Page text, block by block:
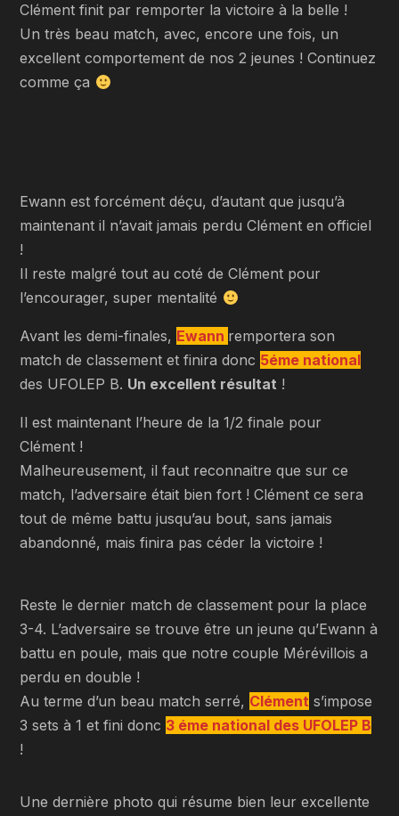
Clément finit par remporter la victoire à la belle !
Un très beau match, avec, encore une fois, un
excellent comportement de nos 2 jeunes ! Continuez
comme ça
Ewann est forcément déçu, d’autant que jusqu’à
maintenant il n’avait jamais perdu Clément en officiel
!
Il reste malgré tout au coté de Clément pour
l’encourager, super mentalité
Avant les demi-finales, Ewann remportera son
match de classement et finira donc 5éme national
des UFOLEP B. Un excellent résultat !
Il est maintenant l’heure de la 1/2 finale pour
Clément !
Malheureusement, il faut reconnaitre que sur ce
match, l’adversaire était bien fort ! Clément ce sera
tout de même battu jusqu’au bout, sans jamais
abandonné, mais finira pas céder la victoire !
Reste le dernier match de classement pour la place
3-4. L’adversaire se trouve être un jeune qu’Ewann à
battu en poule, mais que notre couple Mérévillois a
perdu en double !
Au terme d’un beau match serré, Clément s’impose
3 sets à 1 et fini donc 3 éme national des UFOLEP B
!
Une dernière photo qui résume bien leur excellente